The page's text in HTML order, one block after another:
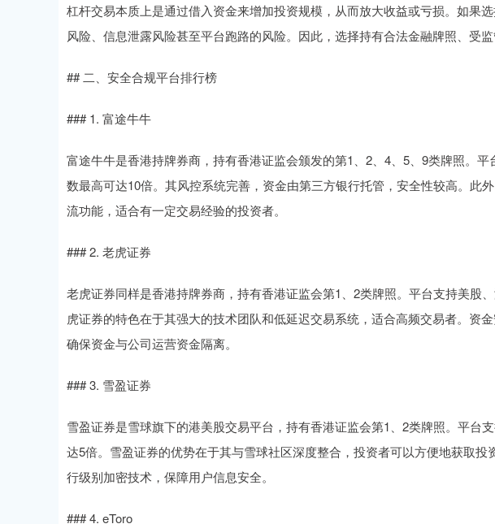
杠杆交易本质上是通过借入资金来增加投资规模，从而放大收益或亏损。如果
风险、信息泄露风险甚至平台跑路的风险。因此，选择持有合法金融牌照、受
## 二、安全合规平台排行榜
### 1. 富途牛牛
富途牛牛是香港持牌券商，持有香港证监会颁发的第1、2、4、5、9类牌照。
数最高可达10倍。其风控系统完善，资金由第三方银行托管，安全性较高。此
流功能，适合有一定交易经验的投资者。
### 2. 老虎证券
老虎证券同样是香港持牌券商，持有香港证监会第1、2类牌照。平台支持美股
虎证券的特色在于其强大的技术团队和低延迟交易系统，适合高频交易者。资
确保资金与公司运营资金隔离。
### 3. 雪盈证券
雪盈证券是雪球旗下的港美股交易平台，持有香港证监会第1、2类牌照。平台
达5倍。雪盈证券的优势在于其与雪球社区深度整合，投资者可以方便地获取
行级别加密技术，保障用户信息安全。
### 4. eToro